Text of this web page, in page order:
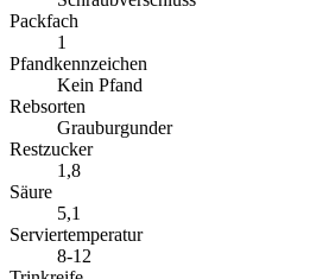
Packfach
1
Pfandkennzeichen
Kein Pfand
Rebsorten
Grauburgunder
Restzucker
1,8
Säure
5,1
Serviertemperatur
8-12